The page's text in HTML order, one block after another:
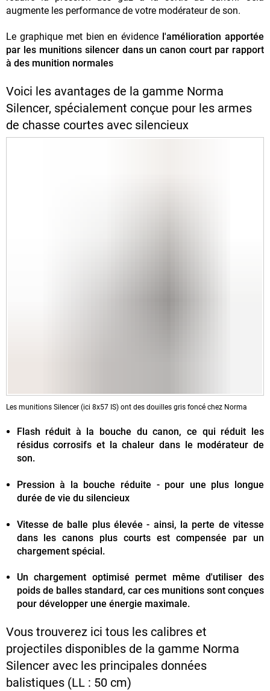
augmente les performance de votre modérateur de son.
Le graphique met bien en évidence l'amélioration apportée
par les munitions silencer dans un canon court par rapport
à des munition normales
Voici les avantages de la gamme Norma
Silencer, spécialement conçue pour les armes
de chasse courtes avec silencieux
Les munitions Silencer (ici 8x57 IS) ont des douilles gris foncé chez Norma
Flash réduit à la bouche du canon, ce qui réduit les
résidus corrosifs et la chaleur dans le modérateur de
son.
Pression à la bouche réduite - pour une plus longue
durée de vie du silencieux
Vitesse de balle plus élevée - ainsi, la perte de vitesse
dans les canons plus courts est compensée par un
chargement spécial.
Un chargement optimisé permet même d'utiliser des
poids de balles standard, car ces munitions sont conçues
pour développer une énergie maximale.
Vous trouverez ici tous les calibres et
projectiles disponibles de la gamme Norma
Silencer avec les principales données
balistiques (LL : 50 cm)